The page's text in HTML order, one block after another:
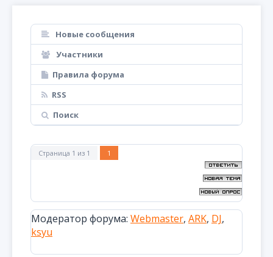
Новые сообщения
Участники
Правила форума
RSS
Поиск
Страница 1 из 1 1
Модератор форума: Webmaster, ARK, DJ,
ksyu